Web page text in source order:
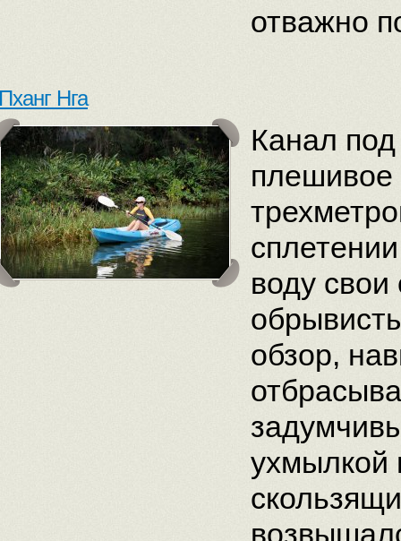
отважно
Нга
Канал
плешивое
воду
обзор,
ухмылкой